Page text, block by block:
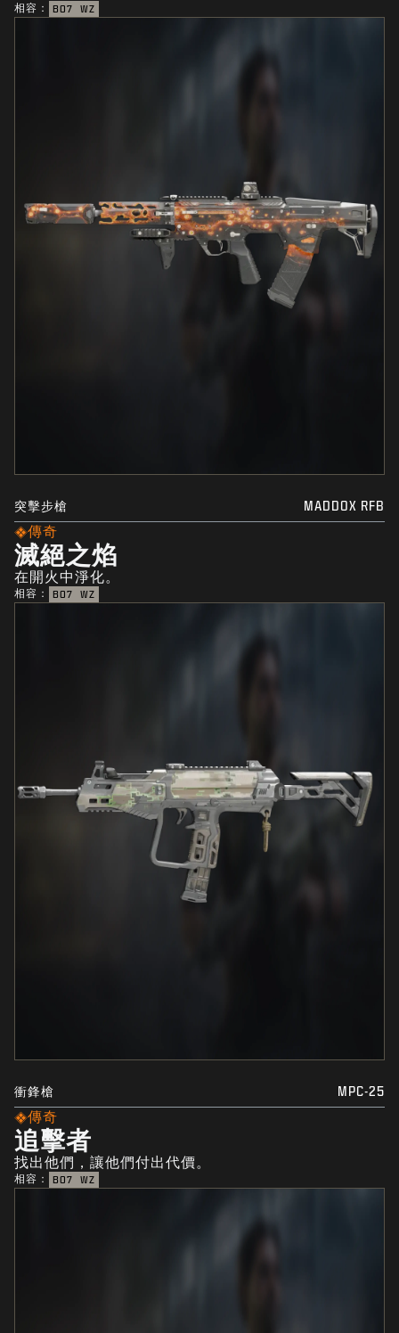
相容： BO7 WZ
突擊步槍 MADDOX RFB
傳奇
滅絕之焰
在開火中淨化。
相容： BO7 WZ
衝鋒槍 MPC-25
傳奇
追擊者
找出他們，讓他們付出代價。
相容： BO7 WZ